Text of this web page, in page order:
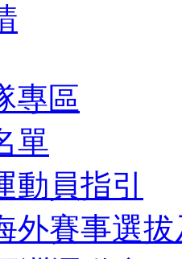
專區
單
動員指引
外賽事選